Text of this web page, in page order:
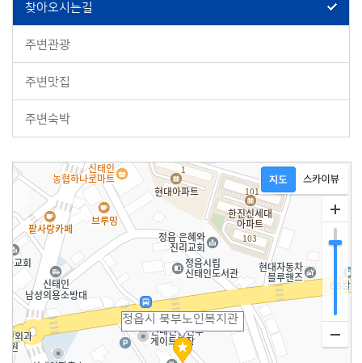
찾아오시는길
주변관광
주변맛집
주변숙박
정읍시 북부노인복지관